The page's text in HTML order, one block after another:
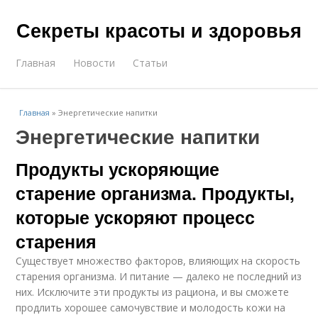
Секреты красоты и здоровья
Главная Новости Статьи
Главная »Энергетические напитки
Энергетические напитки
Продукты ускоряющие
старение организма. Продукты,
которые ускоряют процесс
старения
Существует множество факторов, влияющих на скорость
старения организма. И питание — далеко не последний из
них. Исключите эти продукты из рациона, и вы сможете
продлить хорошее самочувствие и молодость кожи на